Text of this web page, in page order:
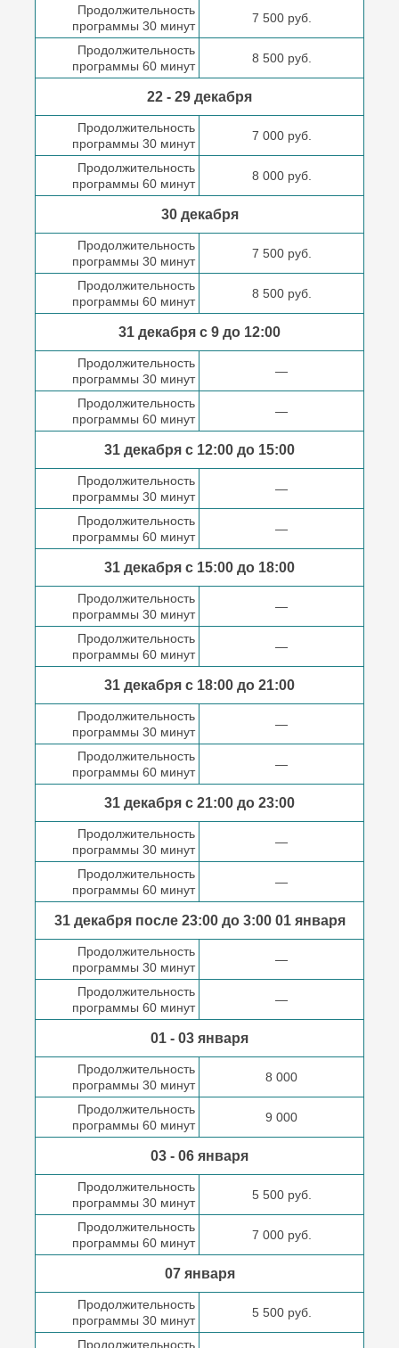
Продолжительность
программы 30 минут
7 500 руб.
Продолжительность
программы 60 минут
8 500 руб.
22 - 29 декабря
Продолжительность
программы 30 минут
7 000 руб.
Продолжительность
программы 60 минут
8 000 руб.
30 декабря
Продолжительность
программы 30 минут
7 500 руб.
Продолжительность
программы 60 минут
8 500 руб.
31 декабря с 9 до 12:00
Продолжительность
программы 30 минут
—
Продолжительность
программы 60 минут
—
31 декабря с 12:00 до 15:00
Продолжительность
программы 30 минут
—
Продолжительность
программы 60 минут
—
31 декабря с 15:00 до 18:00
Продолжительность
программы 30 минут
—
Продолжительность
программы 60 минут
—
31 декабря с 18:00 до 21:00
Продолжительность
программы 30 минут
—
Продолжительность
программы 60 минут
—
31 декабря с 21:00 до 23:00
Продолжительность
программы 30 минут
—
Продолжительность
программы 60 минут
—
31 декабря после23:00 до 3:0001 января
Продолжительность
программы 30 минут
—
Продолжительность
программы 60 минут
—
01 - 03 января
Продолжительность
программы 30 минут
8 000
Продолжительность
программы 60 минут
9 000
03 - 06 января
Продолжительность
программы 30 минут
5 500 руб.
Продолжительность
программы 60 минут
7 000 руб.
07 января
Продолжительность
программы 30 минут
5 500 руб.
Продолжительность